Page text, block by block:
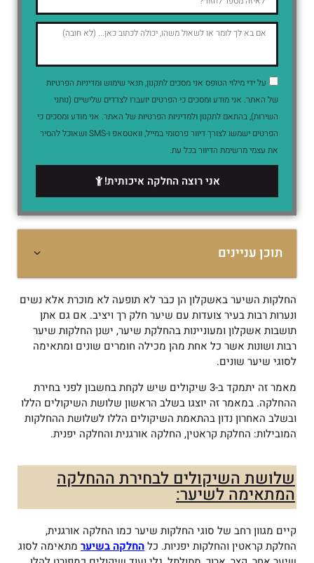
על ידי מילוי הטופס אני מסכים לתקנון, תנאי שימוש ומדיניות הפרטיות
של האתר. אני מודע ומסכים כי הפרטים יועברו לצדדים שלישיים (נותני
השירות), בהתאם לתקנון ולמדיניות הפרטיות של האתר. אני מודע ומסכים כי
הפרטים ישמשו לצורך דיוור פרסומי במייל, וואטסאפ ו-SMS ושאוכל להסיר
את עצמי מרשימת הדיוור בכל עת.
אני רוצה החלקה איכותית!
תוכן עניינים
החלקות השיער באשקלון הן כבר לא תופעה לא מוכרת אלא נשים
ונערות רבות בעיר צועדות עם שיער חלק רך ויציב. אם גם אתן
תושבות אשקלון ומעוניינות בהחלקת שיער, ישנן החלקות שיער
רבות ושונות אשר כל אחת מהן מכילה חומרים שונים ומתאימה
לסוגי שיער שונים.
מאמר זה יתמקד ב-3 שיקולים שיש לקחת בחשבון לפני בחירת
ההחלקה. במאמר זה יוצגו בשלב הראשון שלושת השיקולים הללו
ובשלב האחרון נדון בהתאמת השיקולים הללו לשלושת ההחלקות
המובילות: החלקת קראטין, החלקה אורגנית והחלקה יפנית.
שלושת השיקולים לבחירת ההחלקה
המתאימה לשיער:
קיים מגוון רחב של סוגי החלקות שיער כמו החלקה אורגנית,
החלקת קראטין והחלקות יפניות. כלהחלקה בשיער מתאימה לסוג